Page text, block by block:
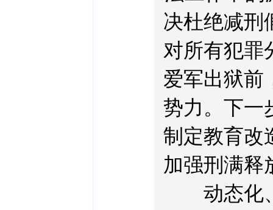
决杜绝减刑
对所有犯罪
爱军出狱前
势力。下一
制定教育改
加强刑满释
动态化